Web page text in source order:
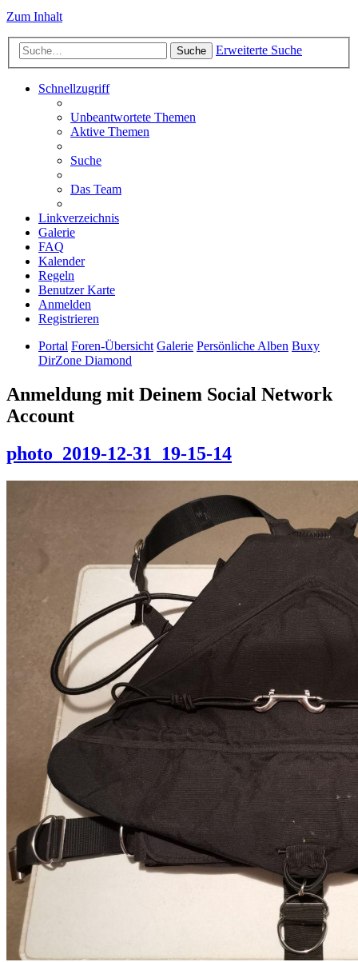
Zum Inhalt
Suche Erweiterte Suche
Schnellzugriff
Unbeantwortete Themen
Aktive Themen
Suche
Das Team
Linkverzeichnis
Galerie
FAQ
Kalender
Regeln
Benutzer Karte
Anmelden
Registrieren
Portal Foren-Übersicht Galerie Persönliche Alben Buxy
DirZone Diamond
Anmeldung mit Deinem Social Network
Account
photo_2019-12-31_19-15-14